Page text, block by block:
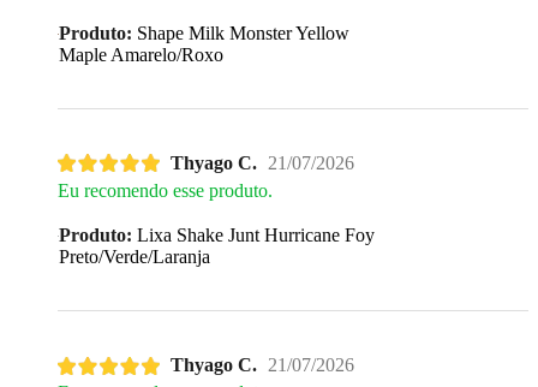
Produto: Shape Milk Monster Yellow
Maple Amarelo/Roxo
Thyago C. 21/07/2026
Eu recomendo esse produto.
Produto: Lixa Shake Junt Hurricane Foy
Preto/Verde/Laranja
Thyago C. 21/07/2026